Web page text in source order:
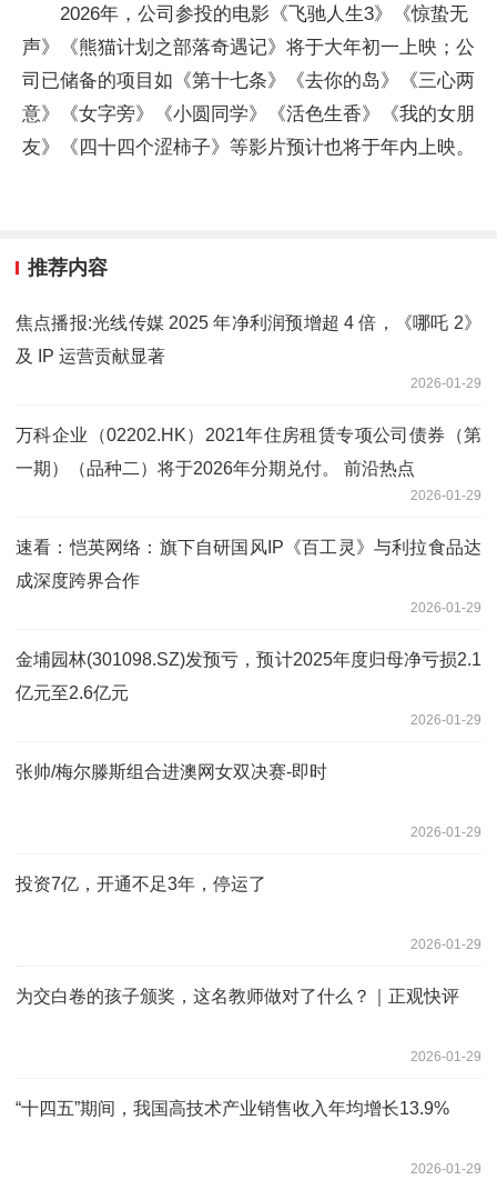
2026年，公司参投的电影《飞驰人生3》《惊蛰无
声》《熊猫计划之部落奇遇记》将于大年初一上映；公
司已储备的项目如《第十七条》《去你的岛》《三心两
意》《女字旁》《小圆同学》《活色生香》《我的女朋
友》《四十四个涩柿子》等影片预计也将于年内上映。
推荐内容
焦点播报:光线传媒 2025 年净利润预增超 4 倍，《哪吒 2》
及 IP 运营贡献显著
2026-01-29
万科企业（02202.HK）2021年住房租赁专项公司债券（第
一期）（品种二）将于2026年分期兑付。 前沿热点
2026-01-29
速看：恺英网络：旗下自研国风IP《百工灵》与利拉食品达
成深度跨界合作
2026-01-29
金埔园林(301098.SZ)发预亏，预计2025年度归母净亏损2.1
亿元至2.6亿元
2026-01-29
张帅/梅尔滕斯组合进澳网女双决赛-即时
2026-01-29
投资7亿，开通不足3年，停运了
2026-01-29
为交白卷的孩子颁奖，这名教师做对了什么？｜正观快评
2026-01-29
“十四五”期间，我国高技术产业销售收入年均增长13.9%
2026-01-29